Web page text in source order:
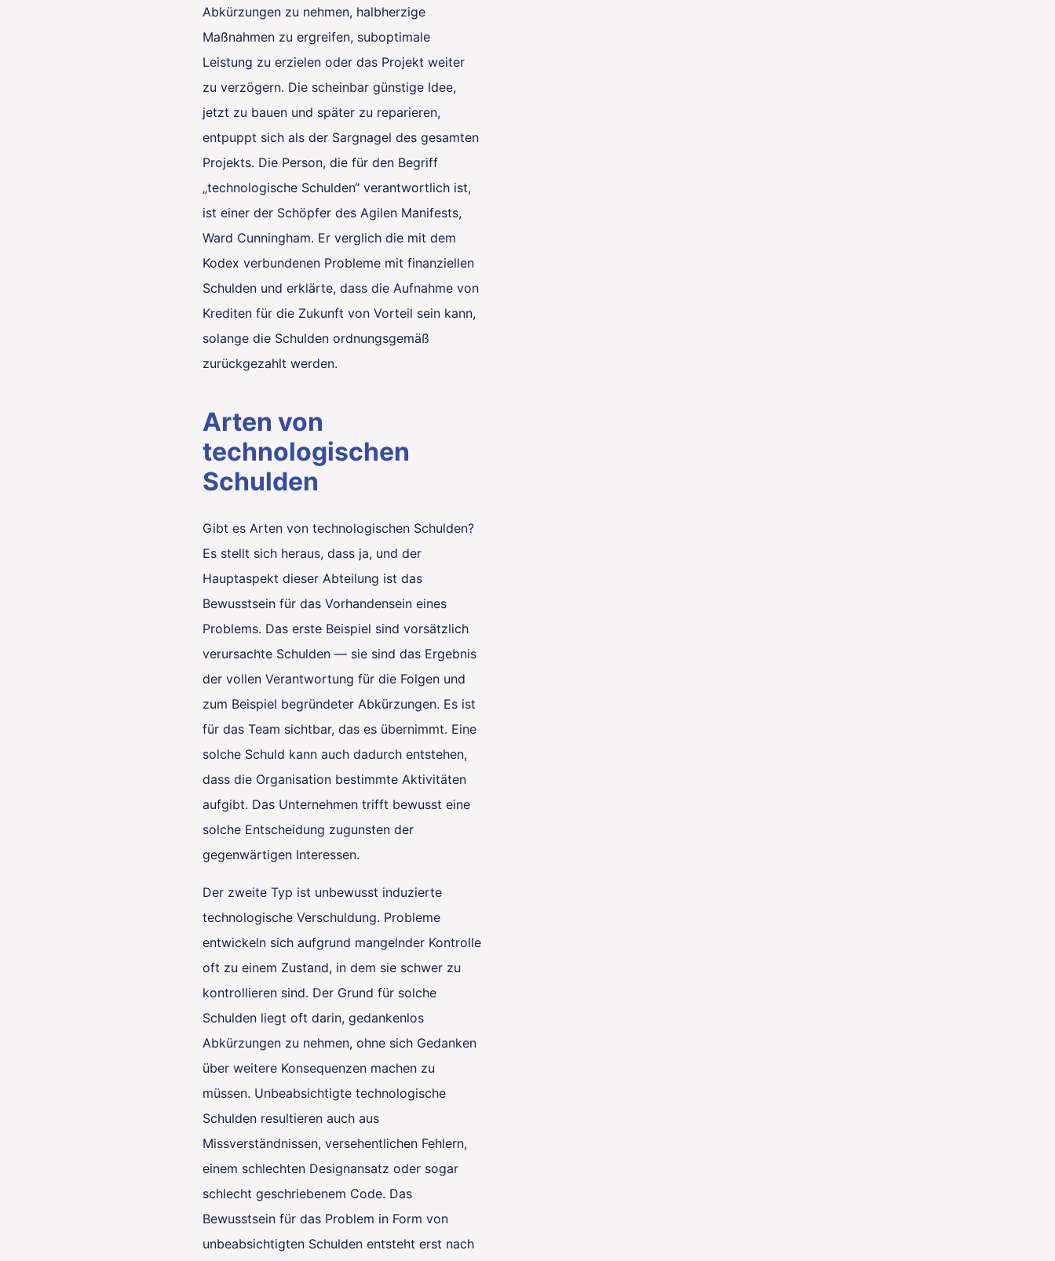
Abkürzungen zu nehmen, halbherzige
Maßnahmen zu ergreifen, suboptimale
Leistung zu erzielen oder das Projekt weiter
zu verzögern. Die scheinbar günstige Idee,
jetzt zu bauen und später zu reparieren,
entpuppt sich als der Sargnagel des gesamten
Projekts. Die Person, die für den Begriff
„technologische Schulden“ verantwortlich ist,
ist einer der Schöpfer des Agilen Manifests,
Ward Cunningham. Er verglich die mit dem
Kodex verbundenen Probleme mit finanziellen
Schulden und erklärte, dass die Aufnahme von
Krediten für die Zukunft von Vorteil sein kann,
solange die Schulden ordnungsgemäß
zurückgezahlt werden.
Arten von
technologischen
Schulden
Gibt es Arten von technologischen Schulden?
Es stellt sich heraus, dass ja, und der
Hauptaspekt dieser Abteilung ist das
Bewusstsein für das Vorhandensein eines
Problems. Das erste Beispiel sind vorsätzlich
verursachte Schulden — sie sind das Ergebnis
der vollen Verantwortung für die Folgen und
zum Beispiel begründeter Abkürzungen. Es ist
für das Team sichtbar, das es übernimmt. Eine
solche Schuld kann auch dadurch entstehen,
dass die Organisation bestimmte Aktivitäten
aufgibt. Das Unternehmen trifft bewusst eine
solche Entscheidung zugunsten der
gegenwärtigen Interessen.
Der zweite Typ ist unbewusst induzierte
technologische Verschuldung. Probleme
entwickeln sich aufgrund mangelnder Kontrolle
oft zu einem Zustand, in dem sie schwer zu
kontrollieren sind. Der Grund für solche
Schulden liegt oft darin, gedankenlos
Abkürzungen zu nehmen, ohne sich Gedanken
über weitere Konsequenzen machen zu
müssen. Unbeabsichtigte technologische
Schulden resultieren auch aus
Missverständnissen, versehentlichen Fehlern,
einem schlechten Designansatz oder sogar
schlecht geschriebenem Code. Das
Bewusstsein für das Problem in Form von
unbeabsichtigten Schulden entsteht erst nach